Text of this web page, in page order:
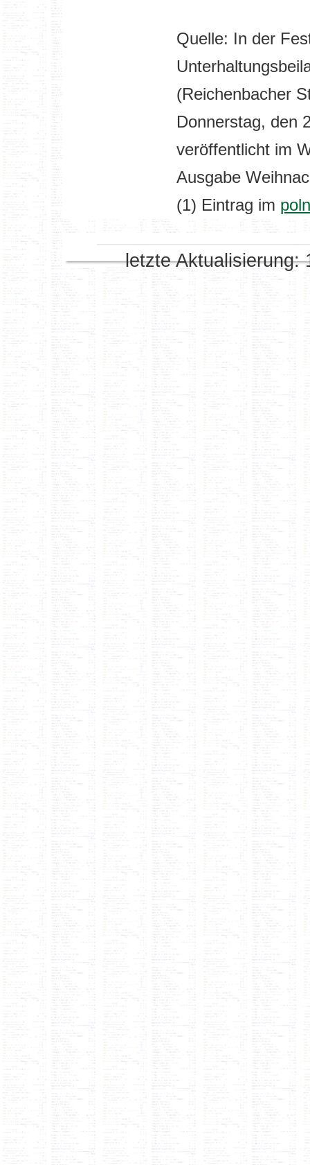
Quelle: In der
(Reichenbacher
Donnerstag, den
veröffentlicht im
Ausgabe
(1) Eintrag im
letzte Aktualisierung: